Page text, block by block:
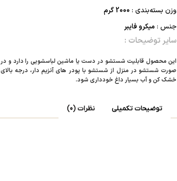
وزن بسته‌بندی : 2000 گرم
جنس :میکرو فایبر
سایر توضیحات :
این محصول قابلیت شستشو در دست یا ماشین لباسشویی را دارد و در
صورت شستشو در منزل از شستشو با پودر های آنزیم دار، درجه بالای
خشک کنو آب بسیار داغخودداری شود.
توضیحات تکمیلی نظرات (0)